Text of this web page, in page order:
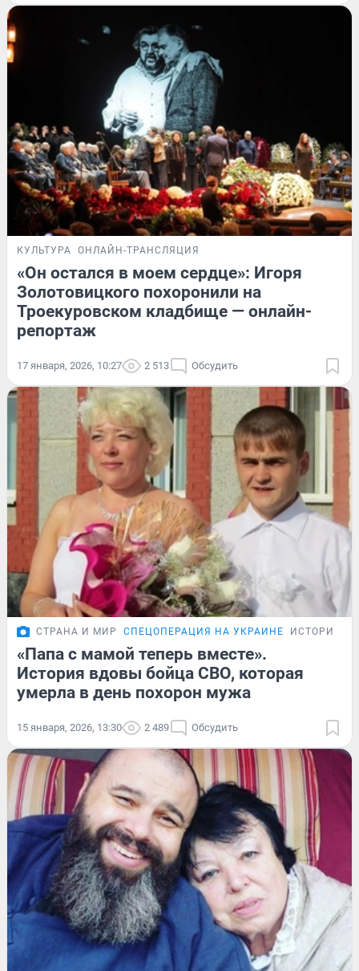
КУЛЬТУРА ОНЛАЙН-ТРАНСЛЯЦИЯ
«Он остался в моем сердце»: Игоря
Золотовицкого похоронили на
Троекуровском кладбище — онлайн-
репортаж
17 января, 2026, 10:27 2 513 Обсудить
СТРАНА И МИР СПЕЦОПЕРАЦИЯ НА УКРАИНЕ ИСТОРИИ
«Папа с мамой теперь вместе».
История вдовы бойца СВО, которая
умерла в день похорон мужа
15 января, 2026, 13:30 2 489 Обсудить